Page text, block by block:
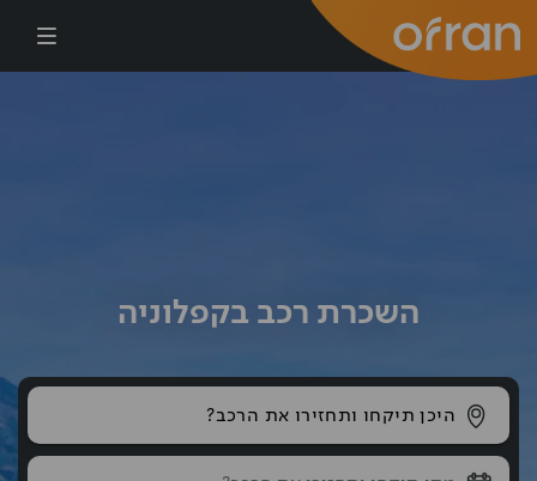
השכרת רכב בקפלוניה
היכן תיקחו ותחזירו את הרכב?